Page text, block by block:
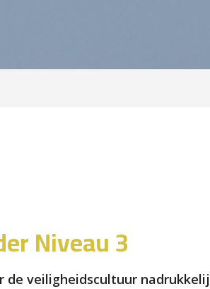
Niveau 3
de veiligheidscultuur